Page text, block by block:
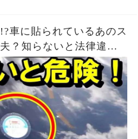
車に貼られているあのス
？知らないと法律違反
学【驚愕】【今日の話